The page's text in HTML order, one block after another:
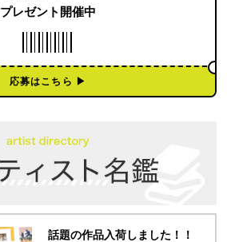
プレゼント開催中
応募はこちら ▶︎
話題の作品入荷しました！！